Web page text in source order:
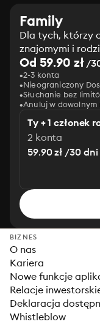
Family
Dla tych, którzy
znajomymi i
Od 59.90 zł/
2-3 konta
Nieograniczony
Słuchanie bez
Anuluj w dowolnym
Ty + 1 członek
2 konta
59.90 zł /30 dni
BIZNES
O nas
Kariera
Nowe funkcje
Relacje
Deklaracja
Whistleblow